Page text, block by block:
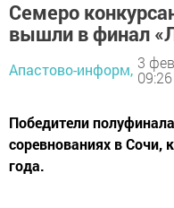
Семеро
вышли в финал
Апастово-информ, 3
09:26
Победители
соревнованиях в Сочи,
года.